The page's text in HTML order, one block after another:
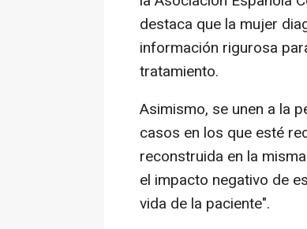
destaca que la mujer
información rigurosa
tratamiento.
Asimismo, se unen a la
casos en los que esté
reconstruida en la
el impacto negativo de
vida de la paciente".